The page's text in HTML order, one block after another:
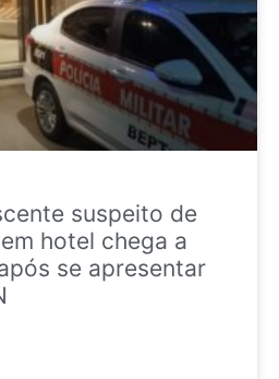
suspeito de
hotel chega a
se apresentar